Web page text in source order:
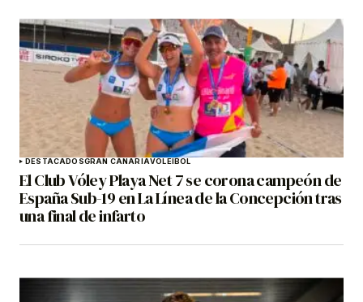
DESTACADOSGRAN CANARIAVOLEIBOL
El Club Vóley Playa Net 7 se corona campeón de
España Sub-19 en La Línea de la Concepción tras
una final de infarto